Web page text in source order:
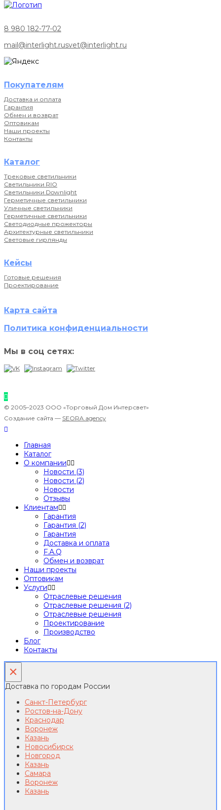
8 980 182-77-02
mail@interlight.rusvet@interlight.ru
Покупателям
Доставка и оплата
Гарантия
Обмен и возврат
Оптовикам
Наши проекты
Контакты
Каталог
Трековые светильники
Светильники RIO
Светильники Downlight
Герметичные светильники
Уличные светильники
Герметичные светильники
Светодиодные прожекторы
Архитектурные светильники
Световые гирлянды
Кейсы
Готовые решения
Проектирование
Карта сайта
Политика конфиденциальности
Мы в соц сетях:
© 2005–2023 ООО «Торговый Дом Интерсвет»
Создание сайта — SEORA.agency
Главная
Каталог
О компании
Новости (3)
Новости (2)
Новости
Отзывы
Клиентам
Гарантия
Гарантия (2)
Гарантия
Доставка и оплата
F.A.Q
Обмен и возврат
Наши проекты
Оптовикам
Услуги
Отраслевые решения
Отраслевые решения (2)
Отраслевые решения
Проектирование
Производство
Блог
Контакты
×
Доставка по городам России
Санкт-Петербург
Ростов-на-Дону
Краснодар
Воронеж
Казань
Новосибирск
Новгород
Казань
Самара
Воронеж
Казань